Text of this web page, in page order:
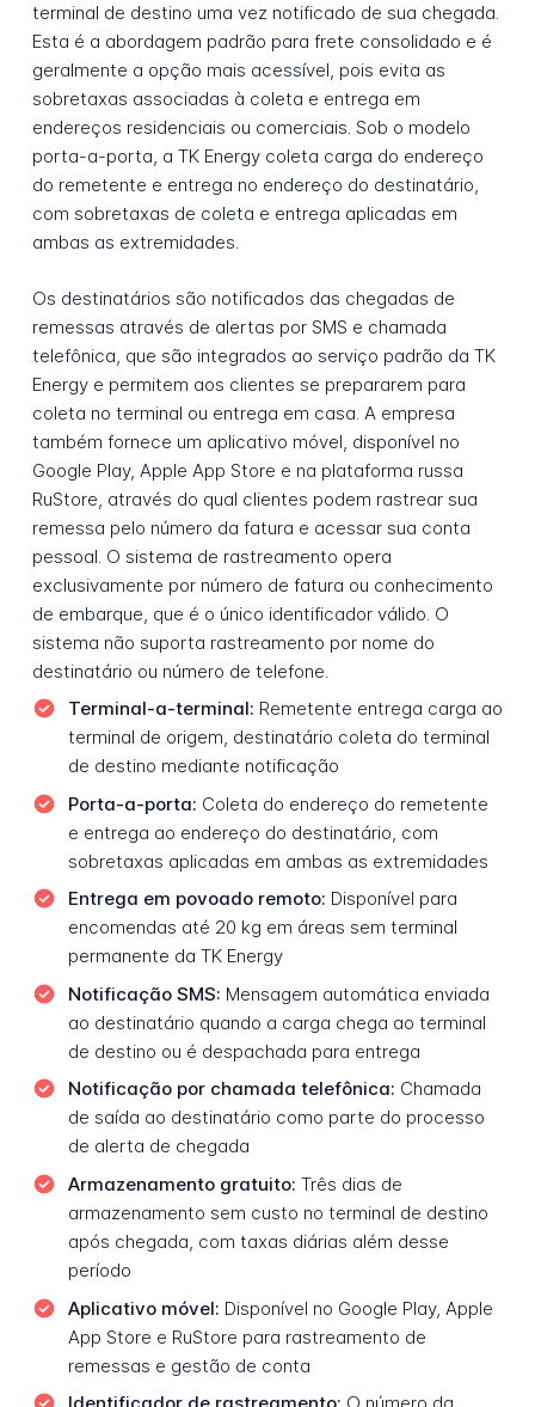
terminal de destino uma vez notificado de sua chegada.
Esta é a abordagem padrão para frete consolidado e é
geralmente a opção mais acessível, pois evita as
sobretaxas associadas à coleta e entrega em
endereços residenciais ou comerciais. Sob o modelo
porta-a-porta, a TK Energy coleta carga do endereço
do remetente e entrega no endereço do destinatário,
com sobretaxas de coleta e entrega aplicadas em
ambas as extremidades.
Os destinatários são notificados das chegadas de
remessas através de alertas por SMS e chamada
telefônica, que são integrados ao serviço padrão da TK
Energy e permitem aos clientes se prepararem para
coleta no terminal ou entrega em casa. A empresa
também fornece um aplicativo móvel, disponível no
Google Play, Apple App Store e na plataforma russa
RuStore, através do qual clientes podem rastrear sua
remessa pelo número da fatura e acessar sua conta
pessoal. O sistema de rastreamento opera
exclusivamente por número de fatura ou conhecimento
de embarque, que é o único identificador válido. O
sistema não suporta rastreamento por nome do
destinatário ou número de telefone.
Terminal-a-terminal: Remetente entrega carga ao
terminal de origem, destinatário coleta do terminal
de destino mediante notificação
Porta-a-porta: Coleta do endereço do remetente
e entrega ao endereço do destinatário, com
sobretaxas aplicadas em ambas as extremidades
Entrega em povoado remoto: Disponível para
encomendas até 20 kg em áreas sem terminal
permanente da TK Energy
Notificação SMS: Mensagem automática enviada
ao destinatário quando a carga chega ao terminal
de destino ou é despachada para entrega
Notificação por chamada telefônica: Chamada
de saída ao destinatário como parte do processo
de alerta de chegada
Armazenamento gratuito: Três dias de
armazenamento sem custo no terminal de destino
após chegada, com taxas diárias além desse
período
Aplicativo móvel: Disponível no Google Play, Apple
App Store e RuStore para rastreamento de
remessas e gestão de conta